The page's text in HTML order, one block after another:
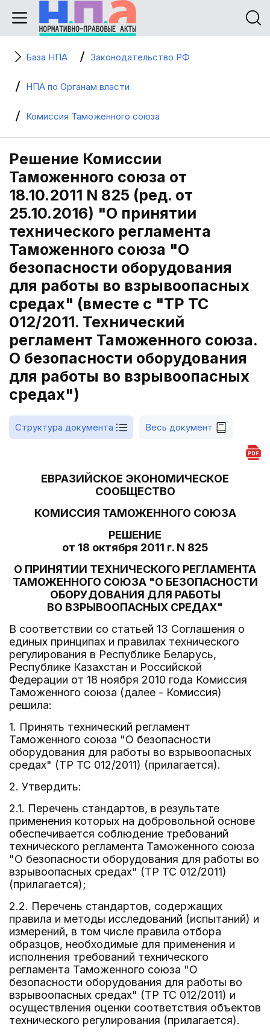
База НПА Законодательство РФ
НПА по Органам власти
Комиссия Таможенного союза
Решение Комиссии
Таможенного союза от
18.10.2011 N 825 (ред. от
25.10.2016) "О принятии
технического регламента
Таможенного союза "О
безопасности оборудования
для работы во взрывоопасных
средах" (вместе с "ТР ТС
012/2011. Технический
регламент Таможенного союза.
О безопасности оборудования
для работы во взрывоопасных
средах")
Структура документа Весь документ
ЕВРАЗИЙСКОЕ ЭКОНОМИЧЕСКОЕ
СООБЩЕСТВО
КОМИССИЯ ТАМОЖЕННОГО СОЮЗА
РЕШЕНИЕ
от 18 октября 2011 г. N 825
О ПРИНЯТИИ ТЕХНИЧЕСКОГО РЕГЛАМЕНТА
ТАМОЖЕННОГО СОЮЗА "О БЕЗОПАСНОСТИ
ОБОРУДОВАНИЯ ДЛЯ РАБОТЫ
ВО ВЗРЫВООПАСНЫХ СРЕДАХ"
В соответствии со статьей 13 Соглашения о
единых принципах и правилах технического
регулирования в Республике Беларусь,
Республике Казахстан и Российской
Федерации от 18 ноября 2010 года Комиссия
Таможенного союза (далее - Комиссия)
решила:
1. Принять технический регламент
Таможенного союза "О безопасности
оборудования для работы во взрывоопасных
средах" (ТР ТС 012/2011) (прилагается).
2. Утвердить:
2.1. Перечень стандартов, в результате
применения которых на добровольной основе
обеспечивается соблюдение требований
технического регламента Таможенного союза
"О безопасности оборудования для работы во
взрывоопасных средах" (ТР ТС 012/2011)
(прилагается);
2.2. Перечень стандартов, содержащих
правила и методы исследований (испытаний) и
измерений, в том числе правила отбора
образцов, необходимые для применения и
исполнения требований технического
регламента Таможенного союза "О
безопасности оборудования для работы во
взрывоопасных средах" (ТР ТС 012/2011) и
осуществления оценки соответствия объектов
технического регулирования (прилагается).